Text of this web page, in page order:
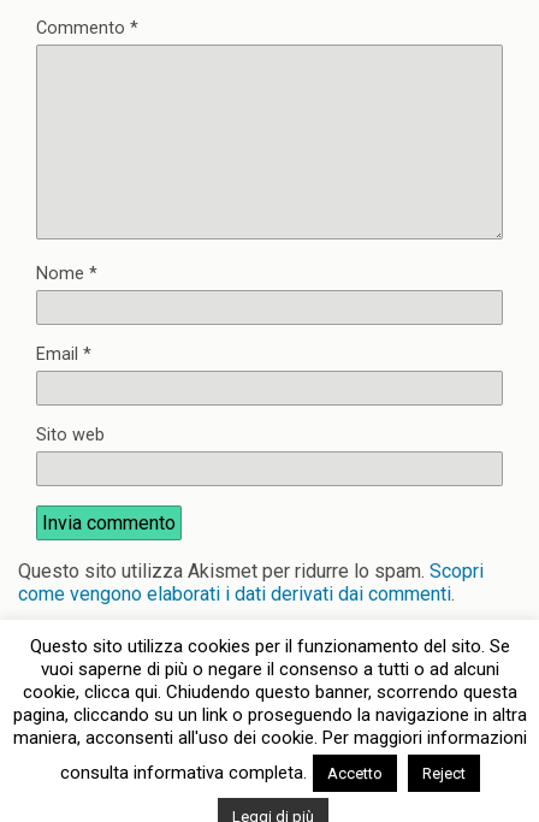
Commento *
Nome *
Email *
Sito web
Questo sito utilizza Akismet per ridurre lo spam. Scopri
come vengono elaborati i dati derivati dai commenti.
Torna su
Dispositivo Portatile Pc Desktop
Questo sito utilizza cookies per il funzionamento del sito. Se
vuoi saperne di più o negare il consenso a tutti o ad alcuni
cookie, clicca qui. Chiudendo questo banner, scorrendo questa
pagina, cliccando su un link o proseguendo la navigazione in altra
maniera, acconsenti all'uso dei cookie. Per maggiori informazioni
consulta informativa completa.
Accetto Reject
Leggi di più